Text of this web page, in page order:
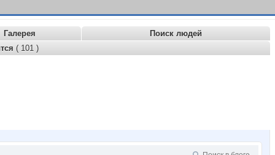
Галерея
Поиск людей
( 101 )